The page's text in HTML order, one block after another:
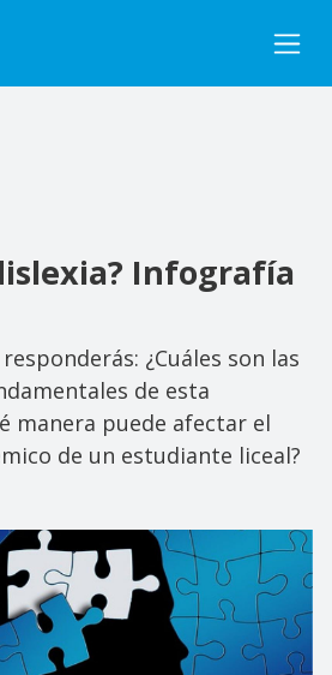
Infografía
¿Cuáles son las
de esta
manera puede afectar el
de un estudiante liceal?